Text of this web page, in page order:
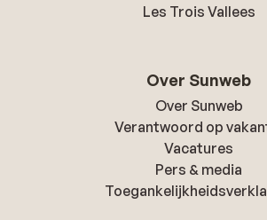
Les Trois Vallees
Over Sunweb
Over Sunweb
Verantwoord op
Vacatures
Pers & media